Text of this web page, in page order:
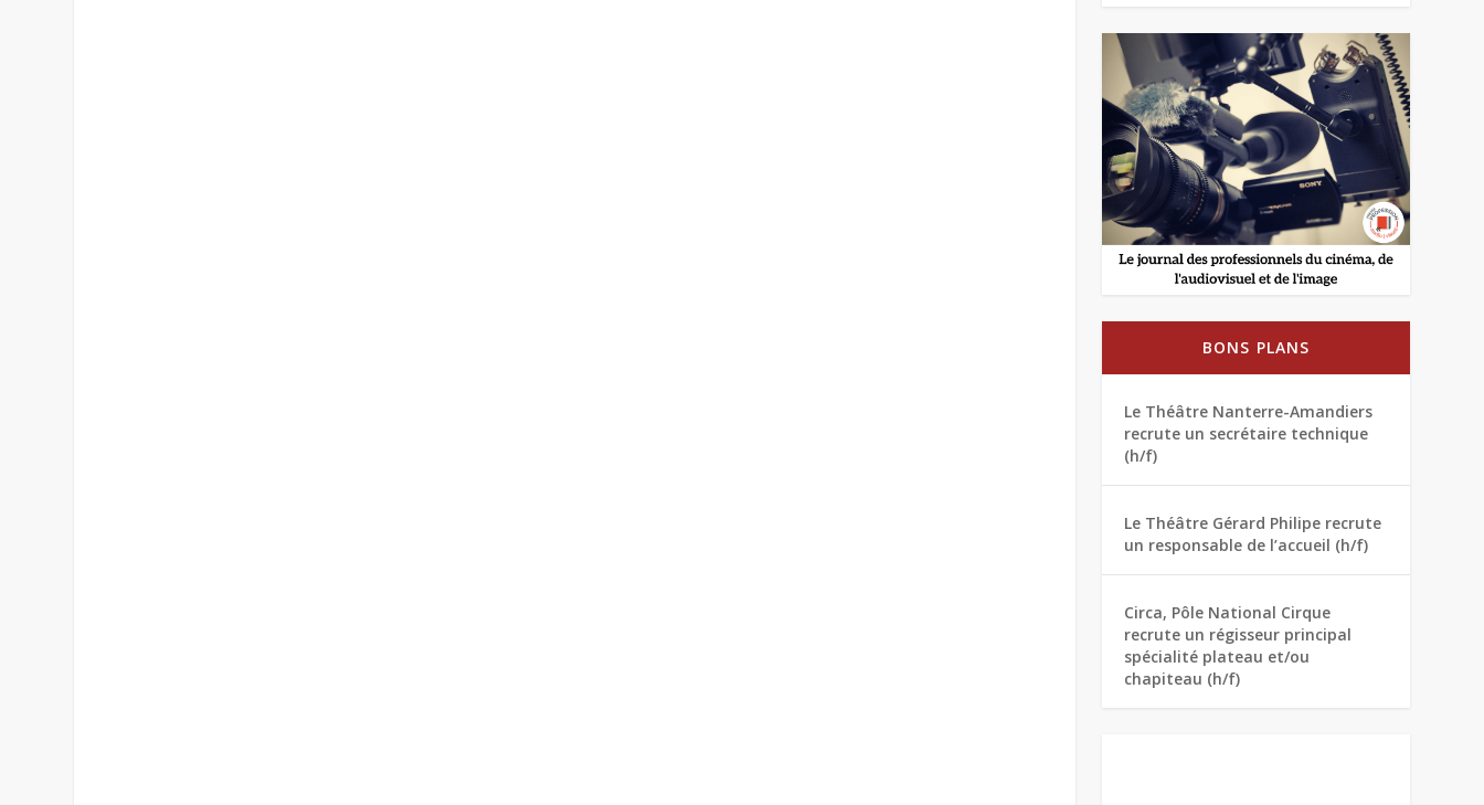
BONS PLANS
Le Théâtre Nanterre-Amandiers
recrute un secrétaire technique
(h/f)
Le Théâtre Gérard Philipe recrute
un responsable de l’accueil (h/f)
Circa, Pôle National Cirque
recrute un régisseur principal
spécialité plateau et/ou
chapiteau (h/f)